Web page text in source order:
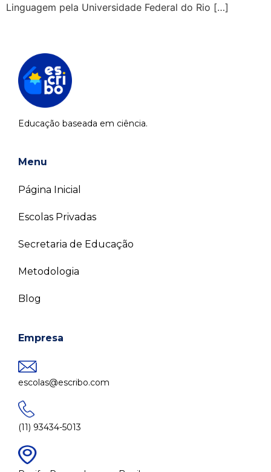
Linguagem pela Universidade Federal do Rio […]
Educação baseada em ciência.
Menu
Página Inicial
Escolas Privadas
Secretaria de Educação
Metodologia
Blog
Empresa
escolas@escribo.com
(11) 93434-5013